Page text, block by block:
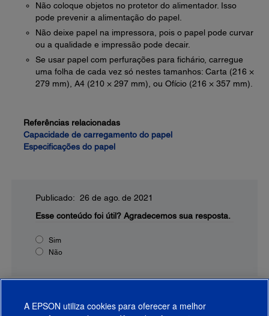
Não coloque objetos no protetor do alimentador. Isso
pode prevenir a alimentação do papel.
Não deixe papel na impressora, pois o papel pode curvar
ou a qualidade e impressão pode decair.
Se usar papel com perfurações para fichário, carregue
uma folha de cada vez só nestes tamanhos: Carta (216 ×
279 mm), A4 (210 × 297 mm), ou Ofício (216 × 357 mm).
Referências relacionadas
Capacidade de carregamento do papel
Especificações do papel
Publicado: 26 de ago. de 2021
Esse conteúdo foi útil? Agradecemos sua resposta.
Sim
Não
A EPSON utiliza cookies para oferecer a melhor